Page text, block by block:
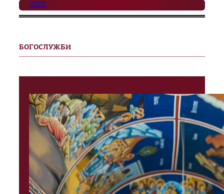
СИТЕ
БОГОСЛУЖБИ